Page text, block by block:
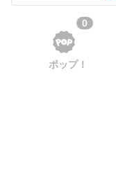
0
ポップ！